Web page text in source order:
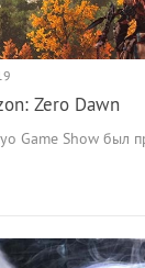
Zero Dawn
Game Show был